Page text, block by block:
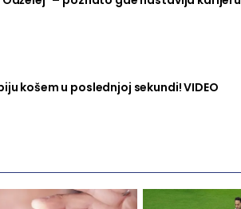
košem u poslednjoj sekundi! VIDEO